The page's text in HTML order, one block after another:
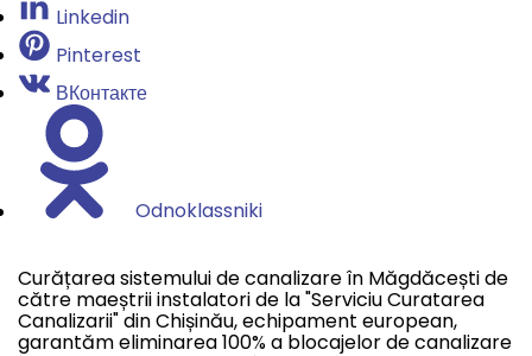
Linkedin
Pinterest
ВКонтакте
Odnoklassniki
Curățarea sistemului de canalizare în Măgdăcești de
către maeștrii instalatori de la "Serviciu Curatarea
Canalizarii" din Chișinău, echipament european,
garantăm eliminarea 100% a blocajelor de canalizare